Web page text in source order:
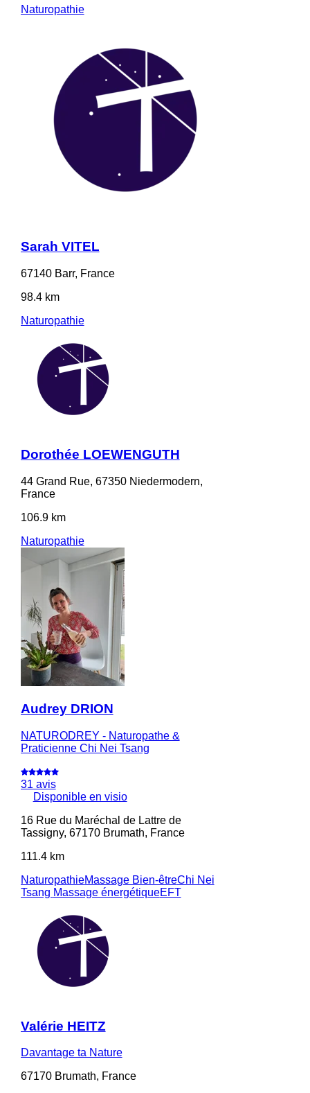
Naturopathie
Sarah VITEL
67140 Barr, France
98.4 km
Naturopathie
Dorothée LOEWENGUTH
44 Grand Rue, 67350 Niedermodern,
France
106.9 km
Naturopathie
Audrey DRION
NATURODREY - Naturopathe &
Praticienne Chi Nei Tsang
31 avis
Disponible en visio
16 Rue du Maréchal de Lattre de
Tassigny, 67170 Brumath, France
111.4 km
NaturopathieMassage Bien-êtreChi Nei
Tsang Massage énergétiqueEFT
Valérie HEITZ
Davantage ta Nature
67170 Brumath, France